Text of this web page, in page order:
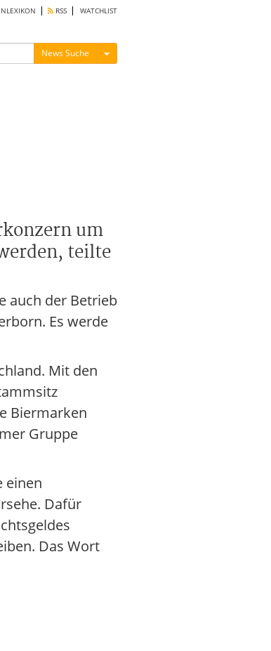
RSS WATCHLIST
News Suche Menü ein-/ausblenden
um
teilte
auch der Betrieb
Es werde
Mit den
Biermarken
Gruppe
einen
Dafür
Das Wort